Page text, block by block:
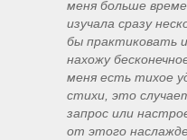
меня больше
изучала сразу
бы практиковать
нахожу
меня есть тихое
стихи, это
запрос или
от этого